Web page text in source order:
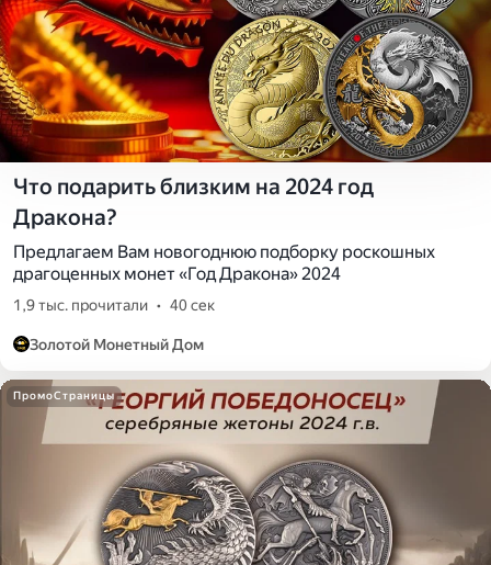
Что подарить близким на 2024 год
Дракона?
Предлагаем Вам новогоднюю подборку роскошных
драгоценных монет «Год Дракона» 2024
1,9 тыс. прочитали • 40 сек
Золотой Монетный Дом
ПромоСтраницы